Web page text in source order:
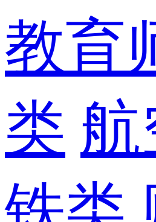
教育
类 航